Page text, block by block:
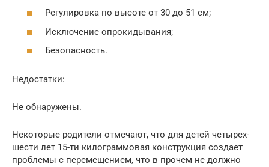
Регулировка по высоте от 30 до 51 см;
Исключение опрокидывания;
Безопасность.
Недостатки:
Не обнаружены.
Некоторые родители отмечают, что для детей четырех-
шести лет 15-ти килограммовая конструкция создает
проблемы с перемещением, что в прочем не должно